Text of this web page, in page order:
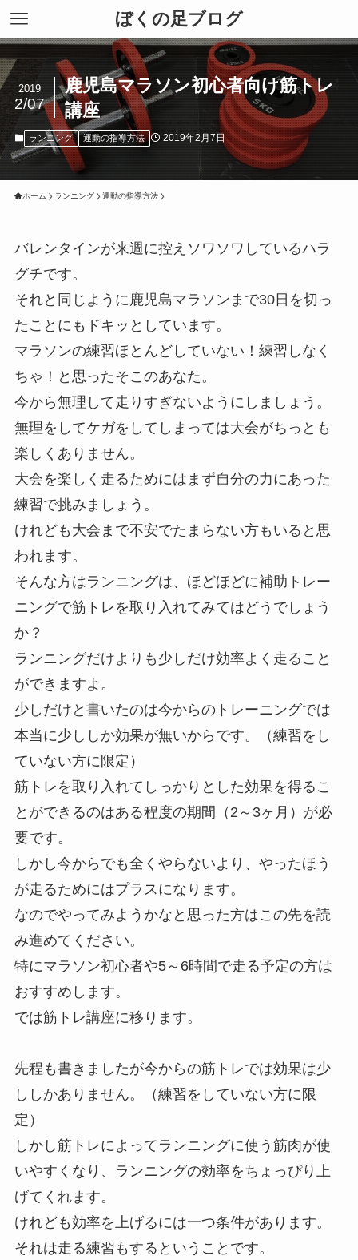
ぼくの足ブログ
鹿児島マラソン初心者向け筋トレ
講座
2019
2/07
ランニング 運動の指導方法 2019年2月7日
ホーム ランニング 運動の指導方法
バレンタインが来週に控えソワソワしているハラ
グチです。
それと同じように鹿児島マラソンまで30日を切っ
たことにもドキッとしています。
マラソンの練習ほとんどしていない！練習しなく
ちゃ！と思ったそこのあなた。
今から無理して走りすぎないようにしましょう。
無理をしてケガをしてしまっては大会がちっとも
楽しくありません。
大会を楽しく走るためにはまず自分の力にあった
練習で挑みましょう。
けれども大会まで不安でたまらない方もいると思
われます。
そんな方はランニングは、ほどほどに補助トレー
ニングで筋トレを取り入れてみてはどうでしょう
か？
ランニングだけよりも少しだけ効率よく走ること
ができますよ。
少しだけと書いたのは今からのトレーニングでは
本当に少ししか効果が無いからです。（練習をし
ていない方に限定）
筋トレを取り入れてしっかりとした効果を得るこ
とができるのはある程度の期間（2～3ヶ月）が必
要です。
しかし今からでも全くやらないより、やったほう
が走るためにはプラスになります。
なのでやってみようかなと思った方はこの先を読
み進めてください。
特にマラソン初心者や5～6時間で走る予定の方は
おすすめします。
では筋トレ講座に移ります。
先程も書きましたが今からの筋トレでは効果は少
ししかありません。（練習をしていない方に限
定）
しかし筋トレによってランニングに使う筋肉が使
いやすくなり、ランニングの効率をちょっぴり上
げてくれます。
けれども効率を上げるには一つ条件があります。
それは走る練習もするということです。